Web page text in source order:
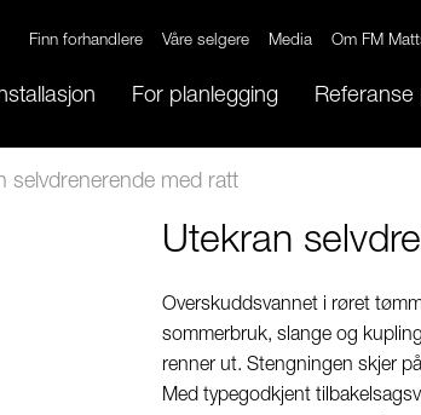
Finn forhandlere Våre selgere Media Om FM
For planlegging Referanse
selvdrenerende med ratt
Utekran
Overskuddsvannet i røret
sommerbruk, slange og
renner ut. Stengningen skjer
Med typegodkjent